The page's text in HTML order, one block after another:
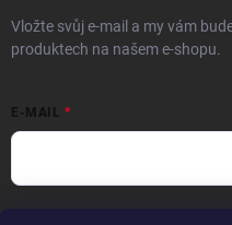
Vložte svůj e-mail a my vám
produktech na našem e-shopu.
E-MAIL